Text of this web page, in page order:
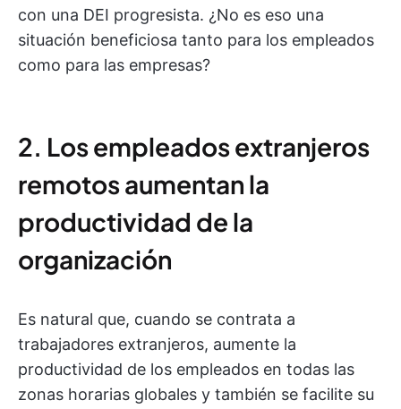
con una DEI progresista. ¿No es eso una
situación beneficiosa tanto para los empleados
como para las empresas?
2. Los empleados extranjeros
remotos aumentan la
productividad de la
organización
Es natural que, cuando se contrata a
trabajadores extranjeros, aumente la
productividad de los empleados en todas las
zonas horarias globales y también se facilite su